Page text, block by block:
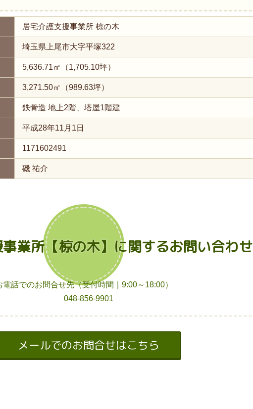
居宅介護支援事業所 椋の木
埼玉県上尾市大字平塚322
5,636.71㎡（1,705.10坪）
3,271.50㎡（989.63坪）
鉄骨造 地上2階、塔屋1階建
平成28年11月1日
1171602491
磯 祐介
業所【椋の木】に関するお問い合わせ
電話でのお問合せ先（受付時間｜9:00～18:00）
048-856-9901
メールでのお問合せはこちら